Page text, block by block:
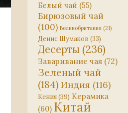
Белый чай (55)
Бирюзовый чай
(100) Великобритания (21)
Денис Шумаков (33)
Десерты (236)
Заваривание чая (72)
Зеленый чай
(184) Индия (116)
Кения(39) Керамика
(60) Китай